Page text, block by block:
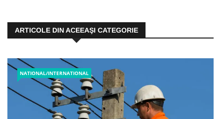
ARTICOLE DIN ACEEAŞI CATEGORIE
NATIONAL/INTERNATIONAL